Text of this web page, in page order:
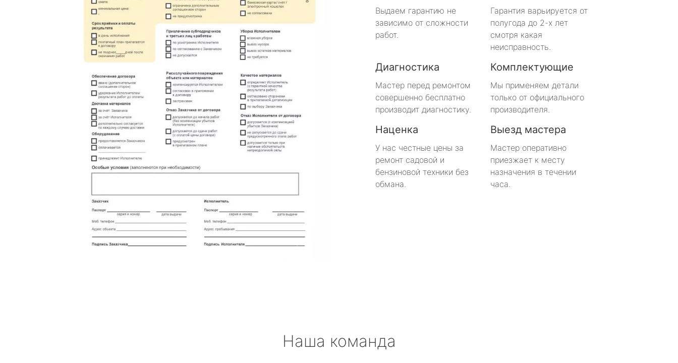
Выдаем гарантию не
зависимо от сложности
работ.
Гарантия варьируется от
полугода до 2-х лет
смотря какая
неисправность.
Диагностика
Мастер перед ремонтом
совершенно бесплатно
производит диагностику.
Комплектующие
Мы применяем детали
только от официального
производителя.
Наценка
У нас честные цены за
ремонт садовой и
бензиновой техники без
обмана.
Выезд мастера
Мастер оперативно
приезжает к месту
назначения в течении
часа.
Наша команда